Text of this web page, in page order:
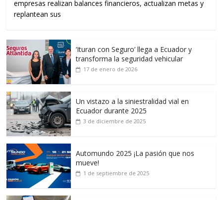
empresas realizan balances financieros, actualizan metas y
replantean sus
‘Ituran con Seguro’ llega a Ecuador y
transforma la seguridad vehicular
17 de enero de 2026
Un vistazo a la siniestralidad vial en
Ecuador durante 2025
3 de diciembre de 2025
Automundo 2025 ¡La pasión que nos
mueve!
1 de septiembre de 2025